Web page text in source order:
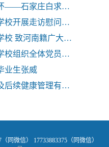
缅怀烈士英灵，激发爱国情怀——石家庄白求恩医学院
石家庄白求恩医学中等专业学校开展走访慰问老党员活动
石家庄白求恩医学中等专业学校 致河南籍广大学生的一封公开信
石家庄白求恩医学中等专业学校组织全体党员和教职工为国家疫情防控工作捐款
业生张威
我国体检行业体检报告解读及后续健康管理有待加强——石家庄白求恩医学院
同微信） 17733883375（同微信）